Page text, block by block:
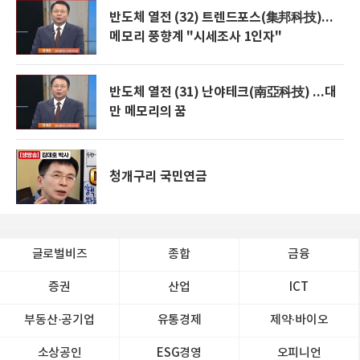
반도체 열전 (32) 트렌드포스(集邦科技)...
메모리 풍향계 "시세조사 1인자"
반도체 열전 (31) 난야테크(南亞科技) ...대
만 메모리의 꿈
청개구리 국민연금
글로벌비즈 종합 금융
증권 산업 ICT
부동산·공기업 유통경제 제약∙바이오
소상공인 ESG경영 오피니언